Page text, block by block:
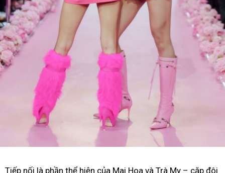
Tiếp nối là phần thể hiện của Mai Hoa và Trà My – cặp đôi